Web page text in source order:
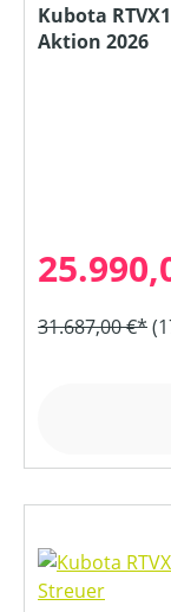
Kubota
Aktion 2026
31.687,00 €*